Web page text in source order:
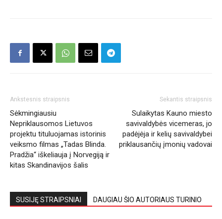
Ankstesnis straipsnis
Sėkmingiausiu
Nepriklausomos Lietuvos
projektu tituluojamas istorinis
veiksmo filmas „Tadas Blinda.
Pradžia“ iškeliauja į Norvegiją ir
kitas Skandinavijos šalis
Sekantis straipsnis
Sulaikytas Kauno miesto
savivaldybės vicemeras, jo
padėjėja ir kelių savivaldybei
priklausančių įmonių vadovai
SUSIJĘ STRAIPSNIAI DAUGIAU ŠIO AUTORIAUS TURINIO